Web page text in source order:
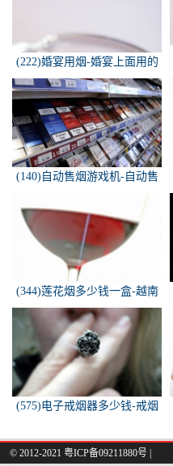
(222)婚宴用烟-婚宴上面用的
烟是怎样的
(140)自动售烟游戏机-自动售
(344)莲花烟多少钱一盒-越南
莲花香烟这款多少钱一条？
(575)电子戒烟器多少钱-戒烟
© 2012-2021 粤ICP备09211880号 |